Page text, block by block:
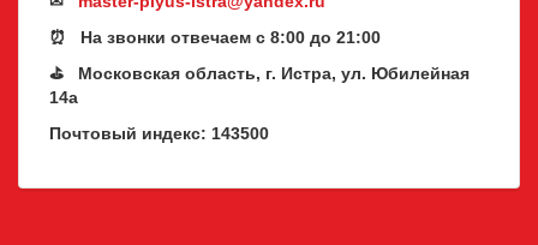
⏰ На звонки отвечаем с 8:00 до 21:00
⛳ Московская область, г. Истра, ул. Юбилейная
14а
Почтовый индекс: 143500